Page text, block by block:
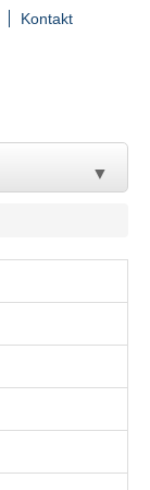
Kontakt
▼
▼